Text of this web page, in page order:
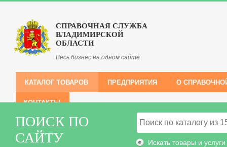
СПРАВОЧНАЯ СЛУЖБА
ВЛАДИМИРСКОЙ
ОБЛАСТИ
Весь бизнес на одном сайте
КАТАЛОГ ТОВАРОВ ПРЕДПРИЯТИЯ О
КОНТАКТЫ
ПОИСК ПО
САЙТУ
Искать товары и услуги